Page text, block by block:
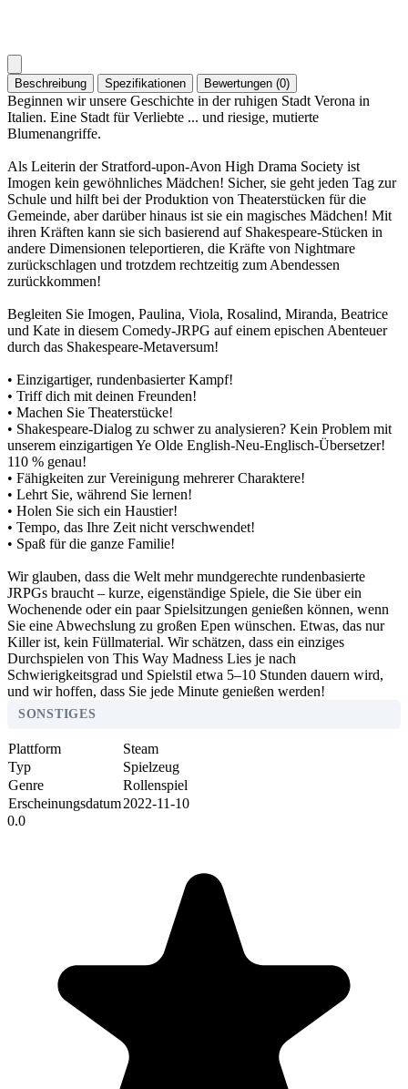
Beschreibung Spezifikationen Bewertungen (0)
Beginnen wir unsere Geschichte in der ruhigen Stadt Verona in
Italien. Eine Stadt für Verliebte ... und riesige, mutierte
Blumenangriffe.
Als Leiterin der Stratford-upon-Avon High Drama Society ist
Imogen kein gewöhnliches Mädchen! Sicher, sie geht jeden Tag zur
Schule und hilft bei der Produktion von Theaterstücken für die
Gemeinde, aber darüber hinaus ist sie ein magisches Mädchen! Mit
ihren Kräften kann sie sich basierend auf Shakespeare-Stücken in
andere Dimensionen teleportieren, die Kräfte von Nightmare
zurückschlagen und trotzdem rechtzeitig zum Abendessen
zurückkommen!
Begleiten Sie Imogen, Paulina, Viola, Rosalind, Miranda, Beatrice
und Kate in diesem Comedy-JRPG auf einem epischen Abenteuer
durch das Shakespeare-Metaversum!
• Einzigartiger, rundenbasierter Kampf!
• Triff dich mit deinen Freunden!
• Machen Sie Theaterstücke!
• Shakespeare-Dialog zu schwer zu analysieren? Kein Problem mit
unserem einzigartigen Ye Olde English-Neu-Englisch-Übersetzer!
110 % genau!
• Fähigkeiten zur Vereinigung mehrerer Charaktere!
• Lehrt Sie, während Sie lernen!
• Holen Sie sich ein Haustier!
• Tempo, das Ihre Zeit nicht verschwendet!
• Spaß für die ganze Familie!
Wir glauben, dass die Welt mehr mundgerechte rundenbasierte
JRPGs braucht – kurze, eigenständige Spiele, die Sie über ein
Wochenende oder ein paar Spielsitzungen genießen können, wenn
Sie eine Abwechslung zu großen Epen wünschen. Etwas, das nur
Killer ist, kein Füllmaterial. Wir schätzen, dass ein einziges
Durchspielen von This Way Madness Lies je nach
Schwierigkeitsgrad und Spielstil etwa 5–10 Stunden dauern wird,
und wir hoffen, dass Sie jede Minute genießen werden!
SONSTIGES
Plattform
Steam
Typ
Spielzeug
Genre
Rollenspiel
Erscheinungsdatum2022-11-10
0.0